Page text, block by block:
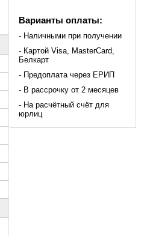
Варианты оплаты:
- Наличными при получении
- Картой Visa, MasterCard,
Белкарт
- Предоплата через ЕРИП
- В рассрочку от 2 месяцев
- На расчётный счёт для
юрлиц